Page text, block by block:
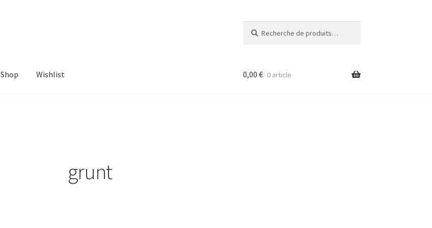
pour :
Shop Wishlist 0,00 € 0 article
grunt